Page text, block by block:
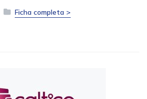
Ficha completa >